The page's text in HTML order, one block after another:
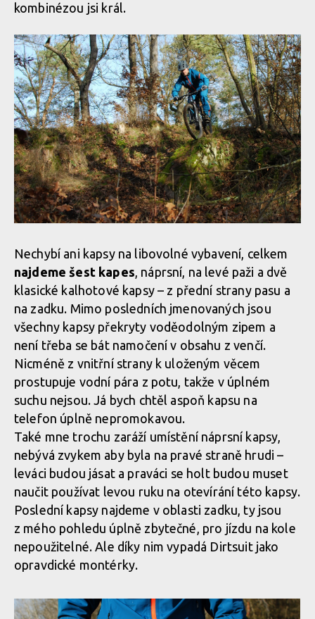
Test: kombinéza Dirtlej Dirtsuit core edition - a neřešíš špatné
počasí
Test: kombinéza Dirtlej Dirtsuit core edition - a neřešíš špatné
počasí
Test: kombinéza Dirtlej Dirtsuit core edition - a neřešíš špatné
Test: kombinéza Dirtlej Dirtsuit core edition - a neřešíš špatné
počasí
Test: kombinéza Dirtlej Dirtsuit core edition - a neřešíš špatné
počasí
počasí
Test: kombinéza Dirtlej Dirtsuit core edition - a neřešíš špatné
počasí
kombinézou jsi král.
Nechybí ani kapsy na libovolné vybavení, celkem
najdeme šest kapes, náprsní, na levé paži a dvě
klasické kalhotové kapsy – z přední strany pasu a
na zadku. Mimo posledních jmenovaných jsou
všechny kapsy překryty voděodolným zipem a
není třeba se bát namočení v obsahu z venčí.
Nicméně z vnitřní strany k uloženým věcem
prostupuje vodní pára z potu, takže v úplném
suchu nejsou. Já bych chtěl aspoň kapsu na
telefon úplně nepromokavou.
Také mne trochu zaráží umístění náprsní kapsy,
nebývá zvykem aby byla na pravé straně hrudi –
leváci budou jásat a praváci se holt budou muset
naučit používat levou ruku na otevírání této kapsy.
Poslední kapsy najdeme v oblasti zadku, ty jsou
z mého pohledu úplně zbytečné, pro jízdu na kole
nepoužitelné. Ale díky nim vypadá Dirtsuit jako
opravdické montérky.